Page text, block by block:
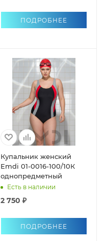
ПОДРОБНЕЕ
Купальник женский
Emdi 01-0016-100/10К
однопредметный
Есть в наличии
2 750 ₽
ПОДРОБНЕЕ